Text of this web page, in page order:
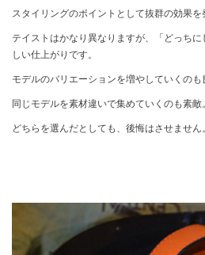
スタイリングのポイントとして抜群の効果を
テイストはかなり異なりますが、「どっち
しい仕上がりです。
モデルのバリエーションを増やしていくのも
同じモデルを素材違いで集めていくのも素敵。
どちらを選んだとしても、後悔はさせません。